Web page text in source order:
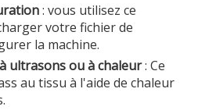
: vous utilisez ce
votre fichier de
la machine.
ultrasons ou à chaleur: Ce
au tissu à l'aide de chaleur